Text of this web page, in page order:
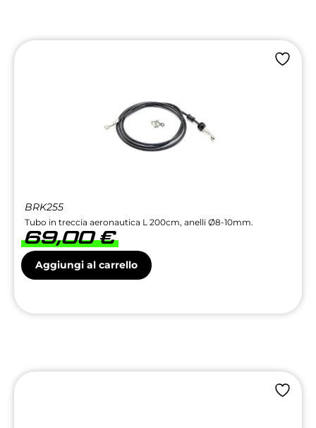
BRK255
Tubo in treccia aeronautica L 200cm, anelli Ø8-10mm.
69,00€
Aggiungi al carrello